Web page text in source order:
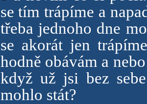
se tím trápíme a
třeba jednoho dne
se akorát jen
hodně obávám a
když už jsi bez
mohlo stát?